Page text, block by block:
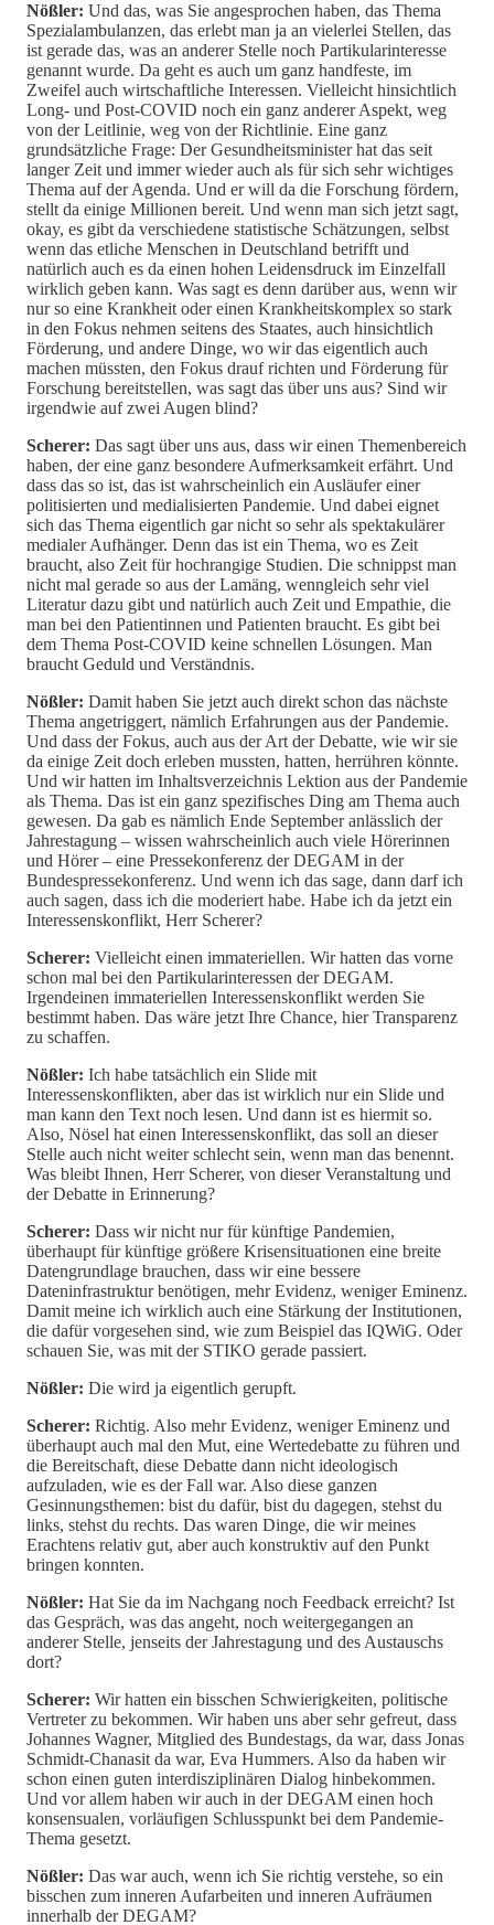
Nößler: Und das, was Sie angesprochen haben, das Thema
Spezialambulanzen, das erlebt man ja an vielerlei Stellen, das
ist gerade das, was an anderer Stelle noch Partikularinteresse
genannt wurde. Da geht es auch um ganz handfeste, im
Zweifel auch wirtschaftliche Interessen. Vielleicht hinsichtlich
Long- und Post-COVID noch ein ganz anderer Aspekt, weg
von der Leitlinie, weg von der Richtlinie. Eine ganz
grundsätzliche Frage: Der Gesundheitsminister hat das seit
langer Zeit und immer wieder auch als für sich sehr wichtiges
Thema auf der Agenda. Und er will da die Forschung fördern,
stellt da einige Millionen bereit. Und wenn man sich jetzt sagt,
okay, es gibt da verschiedene statistische Schätzungen, selbst
wenn das etliche Menschen in Deutschland betrifft und
natürlich auch es da einen hohen Leidensdruck im Einzelfall
wirklich geben kann. Was sagt es denn darüber aus, wenn wir
nur so eine Krankheit oder einen Krankheitskomplex so stark
in den Fokus nehmen seitens des Staates, auch hinsichtlich
Förderung, und andere Dinge, wo wir das eigentlich auch
machen müssten, den Fokus drauf richten und Förderung für
Forschung bereitstellen, was sagt das über uns aus? Sind wir
irgendwie auf zwei Augen blind?
Scherer: Das sagt über uns aus, dass wir einen Themenbereich
haben, der eine ganz besondere Aufmerksamkeit erfährt. Und
dass das so ist, das ist wahrscheinlich ein Ausläufer einer
politisierten und medialisierten Pandemie. Und dabei eignet
sich das Thema eigentlich gar nicht so sehr als spektakulärer
medialer Aufhänger. Denn das ist ein Thema, wo es Zeit
braucht, also Zeit für hochrangige Studien. Die schnippst man
nicht mal gerade so aus der Lamäng, wenngleich sehr viel
Literatur dazu gibt und natürlich auch Zeit und Empathie, die
man bei den Patientinnen und Patienten braucht. Es gibt bei
dem Thema Post-COVID keine schnellen Lösungen. Man
braucht Geduld und Verständnis.
Nößler: Damit haben Sie jetzt auch direkt schon das nächste
Thema angetriggert, nämlich Erfahrungen aus der Pandemie.
Und dass der Fokus, auch aus der Art der Debatte, wie wir sie
da einige Zeit doch erleben mussten, hatten, herrühren könnte.
Und wir hatten im Inhaltsverzeichnis Lektion aus der Pandemie
als Thema. Das ist ein ganz spezifisches Ding am Thema auch
gewesen. Da gab es nämlich Ende September anlässlich der
Jahrestagung – wissen wahrscheinlich auch viele Hörerinnen
und Hörer – eine Pressekonferenz der DEGAM in der
Bundespressekonferenz. Und wenn ich das sage, dann darf ich
auch sagen, dass ich die moderiert habe. Habe ich da jetzt ein
Interessenskonflikt, Herr Scherer?
Scherer: Vielleicht einen immateriellen. Wir hatten das vorne
schon mal bei den Partikularinteressen der DEGAM.
Irgendeinen immateriellen Interessenskonflikt werden Sie
bestimmt haben. Das wäre jetzt Ihre Chance, hier Transparenz
zu schaffen.
Nößler: Ich habe tatsächlich ein Slide mit
Interessenskonflikten, aber das ist wirklich nur ein Slide und
man kann den Text noch lesen. Und dann ist es hiermit so.
Also, Nösel hat einen Interessenskonflikt, das soll an dieser
Stelle auch nicht weiter schlecht sein, wenn man das benennt.
Was bleibt Ihnen, Herr Scherer, von dieser Veranstaltung und
der Debatte in Erinnerung?
Scherer: Dass wir nicht nur für künftige Pandemien,
überhaupt für künftige größere Krisensituationen eine breite
Datengrundlage brauchen, dass wir eine bessere
Dateninfrastruktur benötigen, mehr Evidenz, weniger Eminenz.
Damit meine ich wirklich auch eine Stärkung der Institutionen,
die dafür vorgesehen sind, wie zum Beispiel das IQWiG. Oder
schauen Sie, was mit der STIKO gerade passiert.
Nößler: Die wird ja eigentlich gerupft.
Scherer: Richtig. Also mehr Evidenz, weniger Eminenz und
überhaupt auch mal den Mut, eine Wertedebatte zu führen und
die Bereitschaft, diese Debatte dann nicht ideologisch
aufzuladen, wie es der Fall war. Also diese ganzen
Gesinnungsthemen: bist du dafür, bist du dagegen, stehst du
links, stehst du rechts. Das waren Dinge, die wir meines
Erachtens relativ gut, aber auch konstruktiv auf den Punkt
bringen konnten.
Nößler: Hat Sie da im Nachgang noch Feedback erreicht? Ist
das Gespräch, was das angeht, noch weitergegangen an
anderer Stelle, jenseits der Jahrestagung und des Austauschs
dort?
Scherer: Wir hatten ein bisschen Schwierigkeiten, politische
Vertreter zu bekommen. Wir haben uns aber sehr gefreut, dass
Johannes Wagner, Mitglied des Bundestags, da war, dass Jonas
Schmidt-Chanasit da war, Eva Hummers. Also da haben wir
schon einen guten interdisziplinären Dialog hinbekommen.
Und vor allem haben wir auch in der DEGAM einen hoch
konsensualen, vorläufigen Schlusspunkt bei dem Pandemie-
Thema gesetzt.
Nößler: Das war auch, wenn ich Sie richtig verstehe, so ein
bisschen zum inneren Aufarbeiten und inneren Aufräumen
innerhalb der DEGAM?